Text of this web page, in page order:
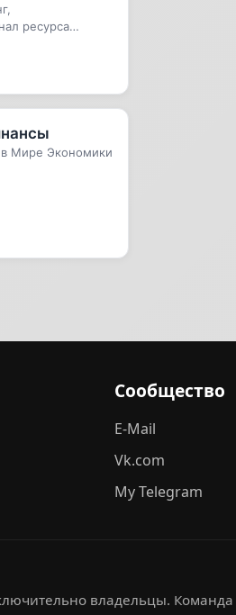
ресурса
Мире Экономики
Сообщество
E-Mail
Vk.com
My Telegram
владельцы. Команда